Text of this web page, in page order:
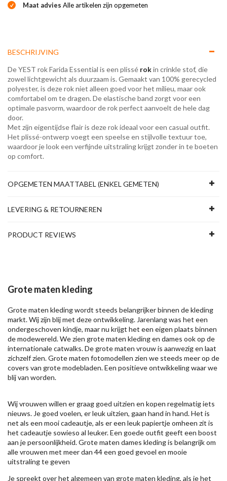
Maat advies Alle artikelen zijn opgemeten
BESCHRIJVING
De YEST rok Farida Essential is een plissé rokin crinkle stof, die
zowel lichtgewicht als duurzaam is. Gemaakt van 100% gerecycled
polyester, is deze rok niet alleen goed voor het milieu, maar ook
comfortabel om te dragen. De elastische band zorgt voor een
optimale pasvorm, waardoor de rok perfect aanvoelt de hele dag
door.
Met zijn eigentijdse flair is deze rok ideaal voor een casual outfit.
Het plissé-ontwerp voegt een speelse en stijlvolle textuur toe,
waardoor je look een verfijnde uitstraling krijgt zonder in te boeten
op comfort.
OPGEMETEN MAATTABEL (ENKEL GEMETEN)
LEVERING & RETOURNEREN
PRODUCT REVIEWS
Grote maten kleding
Grote maten kleding wordt steeds belangrijker binnen de kleding
markt. Wij zijn blij met deze ontwikkeling. Jarenlang was het een
ondergeschoven kindje, maar nu krijgt het een eigen plaats binnen
de modewereld. We zien grote maten kleding en dames ook op de
internationale catwalks. De grote maten vrouw is aanwezig en laat
zichzelf zien. Grote maten fotomodellen zien we steeds meer op de
covers van grote modebladen. Een positieve ontwikkeling waar we
blij van worden.
Wij vrouwen willen er graag goed uitzien en kopen regelmatig iets
nieuws. Je goed voelen, er leuk uitzien, gaan hand in hand. Het is
net als een mooi cadeautje, als er een leuk papiertje omheen zit is
het cadeautje sowieso al leuker. Een goede outfit geeft een boost
aan je persoonlijkheid. Grote maten dames kleding is belangrijk om
alle vrouwen met meer dan 44 een goed gevoel en mooie
uitstraling te geven
Je spreekt over het algemeen van grote maten kleding, als je het